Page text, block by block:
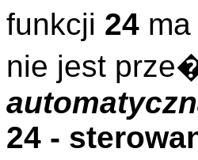
funkcji 24
nie jest
24 -